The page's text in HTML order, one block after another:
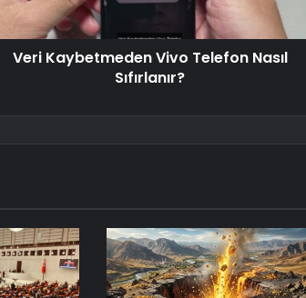
Veri Kaybetmeden Vivo Telefon Nasıl
Sıfırlanır?